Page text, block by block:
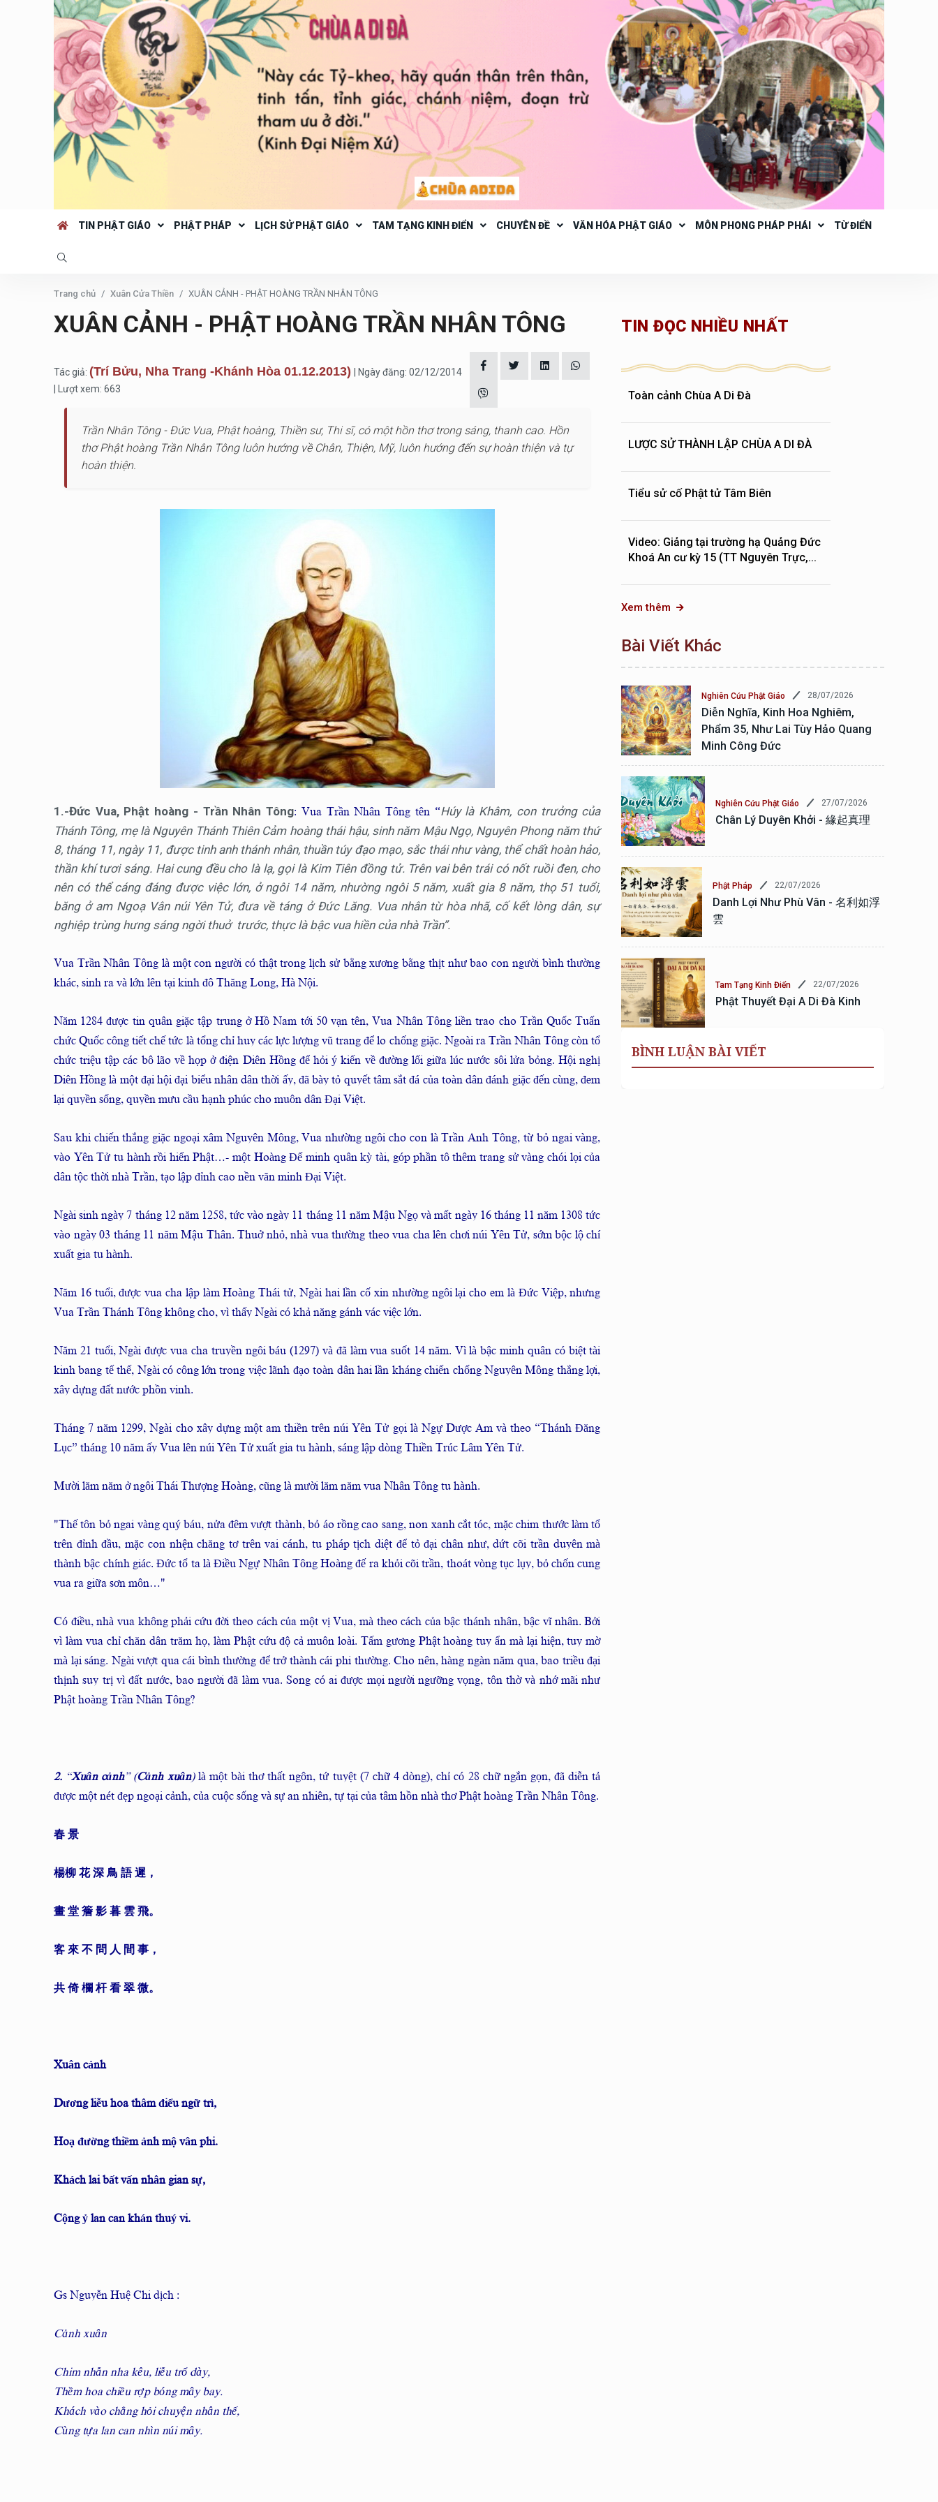
TIN PHẬT GIÁO PHẬT PHÁP LỊCH SỬ PHẬT GIÁO TAM TẠNG KINH ĐIỂN CHUYÊN ĐỀ VĂN HÓA PHẬT GIÁO MÔN PHONG PHÁP PHÁI TỪ ĐIỂN
Trang chủ Xuân Cửa Thiền XUÂN CẢNH - PHẬT HOÀNG TRẦN NHÂN TÔNG
XUÂN CẢNH - PHẬT HOÀNG TRẦN NHÂN TÔNG
Tác giả: (Trí Bửu, Nha Trang -Khánh Hòa 01.12.2013) | Ngày đăng: 02/12/2014
| Lượt xem: 663
Trần Nhân Tông - Đức Vua, Phật hoàng, Thiền sư, Thi sĩ, có một hồn thơ trong sáng, thanh cao. Hồn
thơ Phật hoàng Trần Nhân Tông luôn hướng về Chân, Thiện, Mỹ, luôn hướng đến sự hoàn thiện và tự
hoàn thiện.
1.-Đức Vua, Phật hoàng - Trần Nhân Tông: Vua Trần Nhân Tông tên “Húy là Khâm, con trưởng của
Thánh Tông, mẹ là Nguyên Thánh Thiên Cảm hoàng thái hậu, sinh năm Mậu Ngọ, Nguyên Phong năm thứ
8, tháng 11, ngày 11, được tinh anh thánh nhân, thuần túy đạo mạo, sắc thái như vàng, thể chất hoàn hảo,
thần khí tươi sáng. Hai cung đều cho là lạ, gọi là Kim Tiên đồng tử. Trên vai bên trái có nốt ruồi đen, cho
nên có thể cáng đáng được việc lớn, ở ngôi 14 năm, nhường ngôi 5 năm, xuất gia 8 năm, thọ 51 tuổi,
băng ở am Ngoạ Vân núi Yên Tử, đưa về táng ở Đức Lăng. Vua nhân từ hòa nhã, cố kết lòng dân, sự
nghiệp trùng hưng sáng ngời thuở trước, thực là bậc vua hiền của nhà Trần”.
Vua Trần Nhân Tông là một con người có thật trong lịch sử bằng xương bằng thịt như bao con người bình thường
khác, sinh ra và lớn lên tại kinh đô Thăng Long, Hà Nội.
Năm 1284 được tin quân giặc tập trung ở Hồ Nam tới 50 vạn tên, Vua Nhân Tông liền trao cho Trần Quốc Tuấn
chức Quốc công tiết chế tức là tổng chỉ huy các lực lượng vũ trang để lo chống giặc. Ngoài ra Trần Nhân Tông còn tổ
chức triệu tập các bô lão về họp ở điện Diên Hồng để hỏi ý kiến về đường lối giữa lúc nước sôi lửa bỏng. Hội nghị
Diên Hồng là một đại hội đại biểu nhân dân thời ấy, đã bày tỏ quyết tâm sắt đá của toàn dân đánh giặc đến cùng, đem
lại quyền sống, quyền mưu cầu hạnh phúc cho muôn dân Đại Việt.
Sau khi chiến thắng giặc ngoại xâm Nguyên Mông, Vua nhường ngôi cho con là Trần Anh Tông, từ bỏ ngai vàng,
vào Yên Tử tu hành rồi hiển Phật…- một Hoàng Đế minh quân kỳ tài, góp phần tô thêm trang sử vàng chói lọi của
dân tộc thời nhà Trần, tạo lập đỉnh cao nền văn minh Đại Việt.
Ngài sinh ngày 7 tháng 12 năm 1258, tức vào ngày 11 tháng 11 năm Mậu Ngọ và mất ngày 16 tháng 11 năm 1308 tức
vào ngày 03 tháng 11 năm Mậu Thân. Thuở nhỏ, nhà vua thường theo vua cha lên chơi núi Yên Tử, sớm bộc lộ chí
xuất gia tu hành.
Năm 16 tuổi, được vua cha lập làm Hoàng Thái tử, Ngài hai lần cố xin nhường ngôi lại cho em là Đức Việp, nhưng
Vua Trần Thánh Tông không cho, vì thấy Ngài có khả năng gánh vác việc lớn.
Năm 21 tuổi, Ngài được vua cha truyền ngôi báu (1297) và đã làm vua suốt 14 năm. Vì là bậc minh quân có biệt tài
kinh bang tế thế, Ngài có công lớn trong việc lãnh đạo toàn dân hai lần kháng chiến chống Nguyên Mông thắng lợi,
xây dựng đất nước phồn vinh.
Tháng 7 năm 1299, Ngài cho xây dựng một am thiền trên núi Yên Tử gọi là Ngự Dược Am và theo “Thánh Đăng
Lục” tháng 10 năm ấy Vua lên núi Yên Tử xuất gia tu hành, sáng lập dòng Thiền Trúc Lâm Yên Tử.
Mười lăm năm ở ngôi Thái Thượng Hoàng, cũng là mười lăm năm vua Nhân Tông tu hành.
"Thế tôn bỏ ngai vàng quý báu, nửa đêm vượt thành, bỏ áo rồng cao sang, non xanh cắt tóc, mặc chim thước làm tổ
trên đỉnh đầu, mặc con nhện chăng tơ trên vai cánh, tu pháp tịch diệt để tỏ đại chân như, dứt cõi trần duyên mà
thành bậc chính giác. Đức tổ ta là Điều Ngự Nhân Tông Hoàng đế ra khỏi cõi trần, thoát vòng tục lụy, bỏ chốn cung
vua ra giữa sơn môn…"
Có điều, nhà vua không phải cứu đời theo cách của một vị Vua, mà theo cách của bậc thánh nhân, bậc vĩ nhân. Bởi
vì làm vua chỉ chăn dân trăm họ, làm Phật cứu độ cả muôn loài. Tấm gương Phật hoàng tuy ẩn mà lại hiện, tuy mờ
mà lại sáng. Ngài vượt qua cái bình thường để trở thành cái phi thường. Cho nên, hàng ngàn năm qua, bao triều đại
thịnh suy trị vì đất nước, bao người đã làm vua. Song có ai được mọi người ngưỡng vọng, tôn thờ và nhớ mãi như
Phật hoàng Trần Nhân Tông?
2. “Xuân cảnh” (Cảnh xuân)là một bài thơ thất ngôn, tứ tuyệt (7 chữ 4 dòng), chỉ có 28 chữ ngắn gọn, đã diễn tả
được một nét đẹp ngoại cảnh, của cuộc sống và sự an nhiên, tự tại của tâm hồn nhà thơ Phật hoàng Trần Nhân Tông.
春 景
楊柳 花深 鳥 語 遲，
畫 堂 簷 影 暮 雲 飛。
客 來 不 問 人 間 事，
共 倚欄杆看 翠 微。
Xuân cảnh
Dương liễu hoa thâm điểu ngữ trì,
Hoạ đường thiềm ảnh mộ vân phi.
Khách lai bất vấn nhân gian sự,
Cộng ỷ lan can khán thuý vi.
Gs Nguyễn Huệ Chi dịch :
Cảnh xuân
Chim nhẫn nha kêu, liễu trổ dày,
Thềm hoa chiều rợp bóng mây bay.
Khách vào chẳng hỏi chuyện nhân thế,
Cùng tựa lan can nhìn núi mây.
TIN ĐỌC NHIỀU NHẤT
Toàn cảnh Chùa A Di Đà
LƯỢC SỬ THÀNH LẬP CHÙA A DI ĐÀ
Tiểu sử cố Phật tử Tâm Biên
Video: Giảng tại trường hạ Quảng Đức
Khoá An cư kỳ 15 (TT Nguyên Trực,...
Xem thêm
Bài Viết Khác
Nghiên Cứu Phật Giáo 28/07/2026
Diễn Nghĩa, Kinh Hoa Nghiêm,
Phẩm 35, Như Lai Tùy Hảo Quang
Minh Công Đức
Nghiên Cứu Phật Giáo 27/07/2026
Chân Lý Duyên Khởi - 緣起真理
Phật Pháp 22/07/2026
Danh Lợi Như Phù Vân - 名利如浮
雲
Tam Tạng Kinh Điển 22/07/2026
Phật Thuyết Đại A Di Đà Kinh
BÌNH LUẬN BÀI VIẾT